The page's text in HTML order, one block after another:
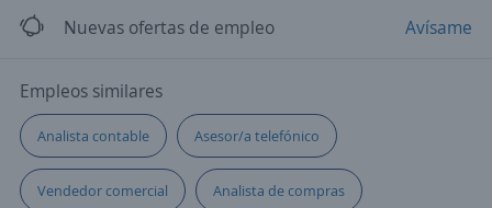
Nuevas ofertas de empleo Avísame
Empleos similares
Analista contable Asesor/a telefónico
Vendedor comercial Analista de compras